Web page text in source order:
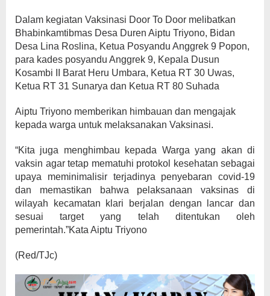
Dalam kegiatan Vaksinasi Door To Door melibatkan
Bhabinkamtibmas Desa Duren Aiptu Triyono, Bidan
Desa Lina Roslina, Ketua Posyandu Anggrek 9 Popon,
para kades posyandu Anggrek 9, Kepala Dusun
Kosambi II Barat Heru Umbara, Ketua RT 30 Uwas,
Ketua RT 31 Sunarya dan Ketua RT 80 Suhada
Aiptu Triyono memberikan himbauan dan mengajak
kepada warga untuk melaksanakan Vaksinasi.
“Kita juga menghimbau kepada Warga yang akan di
vaksin agar tetap mematuhi protokol kesehatan sebagai
upaya meminimalisir terjadinya penyebaran covid-19
dan memastikan bahwa pelaksanaan vaksinas di
wilayah kecamatan klari berjalan dengan lancar dan
sesuai target yang telah ditentukan oleh
pemerintah.”Kata Aiptu Triyono
(Red/TJc)